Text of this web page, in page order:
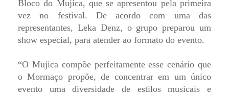
Bloco do Mujica, que se apresentou pela primeira
vez no festival. De acordo com uma das
representantes, Leka Denz, o grupo preparou um
show especial, para atender ao formato do evento.
“O Mujica compõe perfeitamente esse cenário que
o Mormaço propõe, de concentrar em um único
evento uma diversidade de estilos musicais e